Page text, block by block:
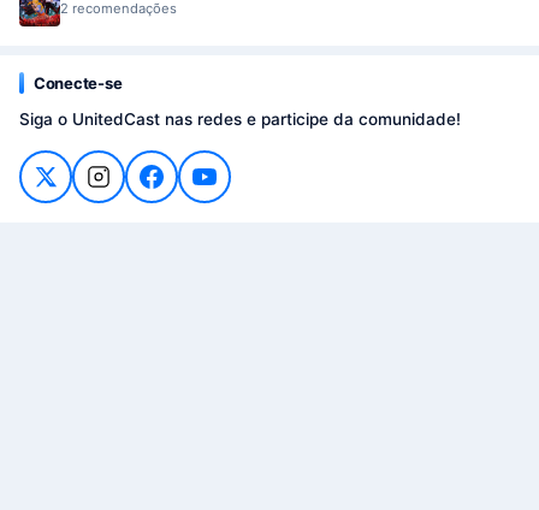
2 recomendações
Conecte-se
Siga o UnitedCast nas redes e participe da comunidade!